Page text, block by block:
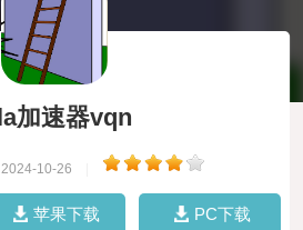
加速器vqn
10-26
苹果下载 PC下载